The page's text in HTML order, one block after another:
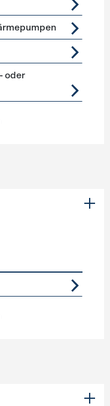
oder